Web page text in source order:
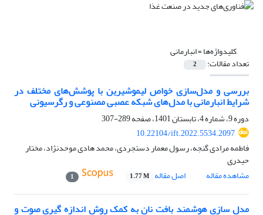
کلیدواژه‌ها =انبارمانی
تعداد مقالات: 2
بررسی و مدل‌سازی خواص لیموشیرین با پوشش‌های مختلف در
شرایط انبارمانی با مدل‌های شبکه عصبی مصنوعی و رگرسیونی
دوره 9، شماره 4، تابستان 1401، صفحه
289-307
10.22104/ift.2022.5534.2097
فاطمه مرادی گنجه، رسول معمار دستجردی، محمد هادی موحدنژاد، مختار
حیدری
مشاهده مقاله
اصل مقاله 1.77 M
1
مدل سازی هوشمند بافت نان به کمک روش اندازه گیری صوت و